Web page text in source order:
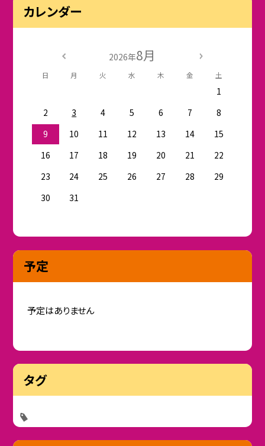
カレンダー
2026年8月
日 月 火 水 木 金 土
1
2
3 4 5 6 7
8
9
10 11 12 13 14
15
16
17 18 19 20 21
22
23
24 25 26 27 28
29
30
31
予定
予定はありません
タグ